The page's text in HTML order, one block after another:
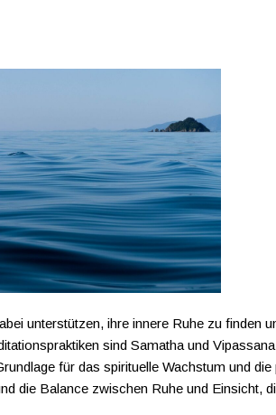
unterstützen, ihre innere Ruhe zu finden
sind Samatha und
für das spirituelle Wachstum und
die Balance zwischen Ruhe und Einsicht,